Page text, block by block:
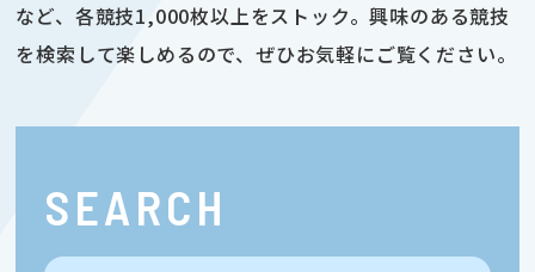
など、各競技1,000枚以上をストック。興味のある競技
を検索して楽しめるので、ぜひお気軽にご覧ください。
SEARCH